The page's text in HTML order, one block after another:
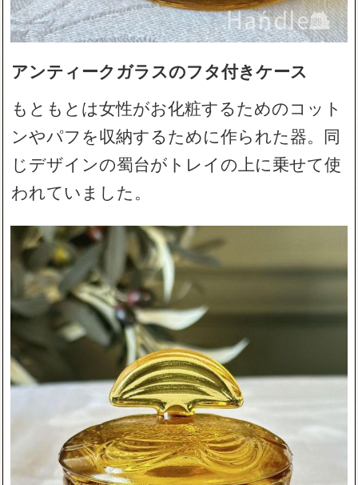
アンティークガラスのフタ付きケース
もともとは女性がお化粧するためのコット
ンやパフを収納するために作られた器。同
じデザインの蜀台がトレイの上に乗せて使
われていました。